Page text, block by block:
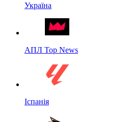
Україна
АПЛ Top News
Іспанія